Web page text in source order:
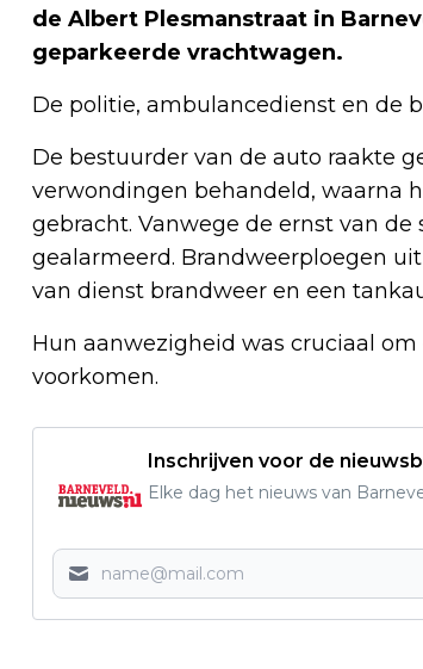
de Albert Plesmanstraat in
geparkeerde vrachtwagen.
De politie, ambulancedienst en de
De bestuurder van de auto raakte
verwondingen behandeld, waarna
gebracht. Vanwege de ernst van
gealarmeerd. Brandweerploegen
van dienst brandweer en een
Hun aanwezigheid was cruciaal
voorkomen.
Inschrijven voor de
Elke dag het nieuws van